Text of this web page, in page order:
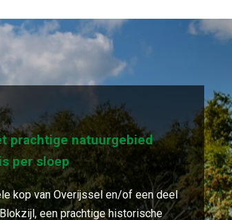
prachtige natuurgebied
per sloep
kop van Overijssel en/of een deel
een prachtige historische